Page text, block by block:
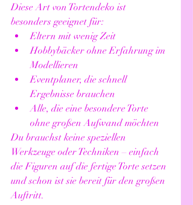
Diese Art von Tortendeko ist
besonders geeignet für:
Eltern mit wenig Zeit
Hobbybäcker ohne Erfahrung im
Modellieren
Eventplaner, die schnell
Ergebnisse brauchen
Alle, die eine besondere Torte
ohne großen Aufwand möchten
Du brauchst keine speziellen
Werkzeuge oder Techniken – einfach
die Figuren auf die fertige Torte setzen
und schon ist sie bereit für den großen
Auftritt.